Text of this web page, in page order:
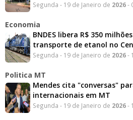
Segunda - 19 de Janeiro de 2026-
Economia
BNDES libera R$ 350
transporte de etanol no
Segunda - 19 de Janeiro de 2026-
Politica MT
Mendes cita "conversas"
internacionais em MT
Segunda - 19 de Janeiro de 2026-